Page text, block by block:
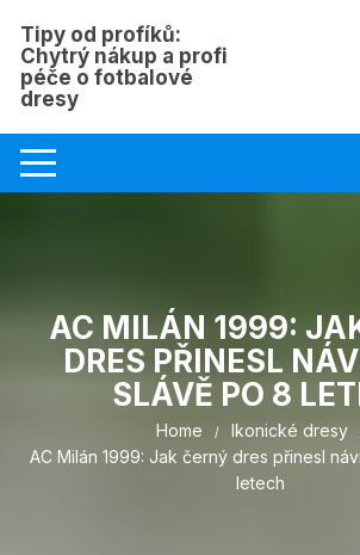
content
Tipy od profíků:
Chytrý nákup a profi
péče o fotbalové
dresy
AC MILÁN 1999:
DRES PŘINESL
SLÁVĚ PO 8
Home
Ikonické dresy
AC Milán 1999: Jak černý dres přinesl
letech